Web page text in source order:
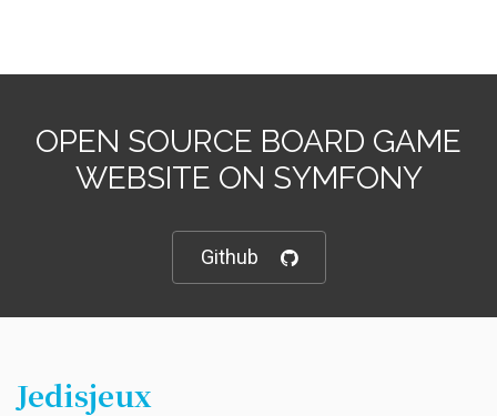
OPEN SOURCE BOARD GAME
WEBSITE ON SYMFONY
Github
Jedisjeux